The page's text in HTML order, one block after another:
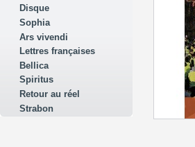
Disque
Sophia
Ars vivendi
Lettres françaises
Bellica
Spiritus
Retour au réel
Strabon